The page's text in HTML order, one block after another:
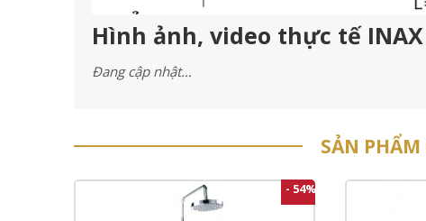
Hình ảnh, video thực tế INAX
Đang cập nhật…
SẢN PHẨM
- 54%